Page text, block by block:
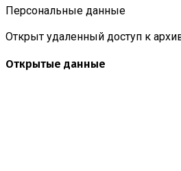
Персональные данные
Открыт удаленный доступ к
Открытые данные